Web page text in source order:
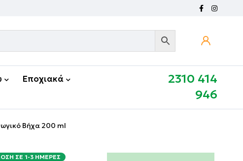
Εποχιακά
2310 414
946
Βήχα 200 ml
ΣΕ 1-3 ΗΜΈΡΕΣ